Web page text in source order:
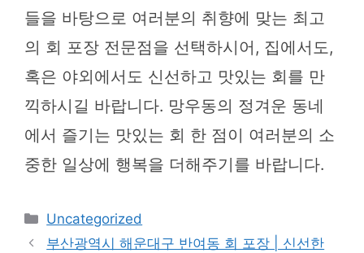
들을 바탕으로 여러분의 취향에 맞는 최고
의 회 포장 전문점을 선택하시어, 집에서도,
혹은 야외에서도 신선하고 맛있는 회를 만
끽하시길 바랍니다. 망우동의 정겨운 동네
에서 즐기는 맛있는 회 한 점이 여러분의 소
중한 일상에 행복을 더해주기를 바랍니다.
카
테
Uncategorized
부산광역시 해운대구 반여동 회 포장 | 신선한